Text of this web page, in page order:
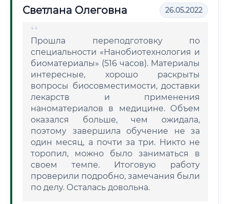
Светлана Олеговна 26.05.2022
Прошла переподготовку по
специальности «Нанобиотехнология и
биоматериалы» (516 часов). Материалы
интересные, хорошо раскрыты
вопросы биосовместимости, доставки
лекарств и применения
наноматериалов в медицине. Объем
оказался больше, чем ожидала,
поэтому завершила обучение не за
один месяц, а почти за три. Никто не
торопил, можно было заниматься в
своем темпе. Итоговую работу
проверили подробно, замечания были
по делу. Осталась довольна.